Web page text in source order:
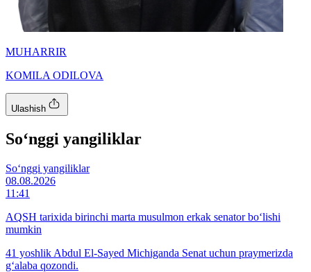
MUHARRIR
KOMILA ODILOVA
Ulashish
So‘nggi yangiliklar
So‘nggi yangiliklar
08.08.2026
11:41
AQSH tarixida birinchi marta musulmon erkak senator bo‘lishi
mumkin
41 yoshlik Abdul El-Sayed Michiganda Senat uchun praymerizda
g‘alaba qozondi.